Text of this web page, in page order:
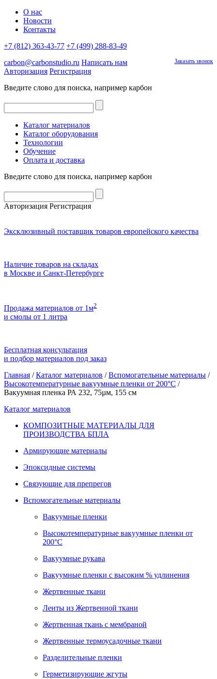
О нас
Новости
Контакты
+7 (812) 363-43-77 +7 (499) 288-83-49
Заказать звонок
carbon@carbonstudio.ru Написать нам
Авторизация Регистрация
Введите слово для поиска, например карбон
Каталог материалов
Каталог оборудования
Технологии
Обучение
Оплата и доставка
Введите слово для поиска, например карбон
Авторизация Регистрация
Эксклюзивный поставщик товаров европейского качества
Наличие товаров на складах
в Москве и Санкт-Петербурге
Продажа материалов от 1м2
и смолы от 1 литра
Бесплатная консультация
и подбор материалов под заказ
Главная / Каталог материалов / Вспомогательные материалы /
Высокотемпературные вакуумные пленки от 200°С /
Вакуумная пленка РА 232, 75µм, 155 см
Каталог материалов
КОМПОЗИТНЫЕ МАТЕРИАЛЫ ДЛЯ
ПРОИЗВОДСТВА БПЛА
Армирующие материалы
Эпоксидные системы
Связующие для препрегов
Вспомогательные материалы
Вакуумные пленки
Высокотемпературные вакуумные пленки от
200°С
Вакуумные рукава
Вакуумные пленки с высоким % удлинения
Жертвенные ткани
Ленты из Жертвенной ткани
Жертвенная ткань с мембраной
Жертвенные термоусадочные ткани
Разделительные пленки
Герметизирующие жгуты